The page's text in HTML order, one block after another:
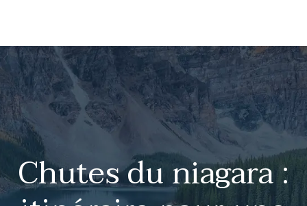
Chutes du niagara :